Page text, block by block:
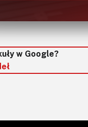
w Google?